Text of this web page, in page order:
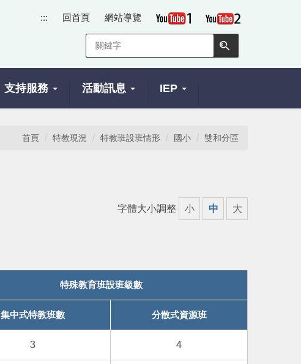
::: 回首頁 網站導覽
支持服務 活動訊息 IEP
首頁 特教現況 特教班設班情形 國小 雙和分區
字體大小調整 小 中 大
特殊教育班設班級數
集中式特教班數 分散式資源班
3 4